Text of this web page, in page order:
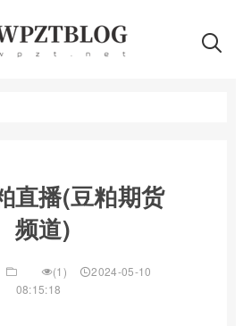
直播(豆粕期货
频道)
(1)
2024-05-10
08:15:18